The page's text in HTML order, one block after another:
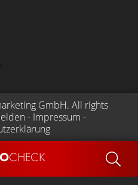
CHECK
GmbH. All rights
- Impressum -